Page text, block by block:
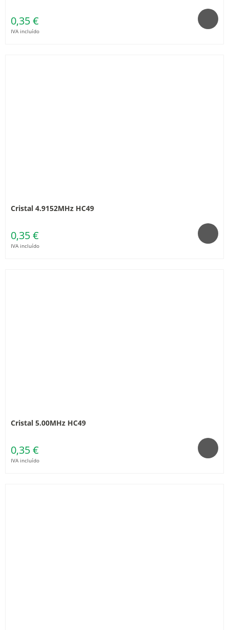
0,35 €
IVA incluído
Cristal 4.9152MHz HC49
0,35 €
IVA incluído
Cristal 5.00MHz HC49
0,35 €
IVA incluído